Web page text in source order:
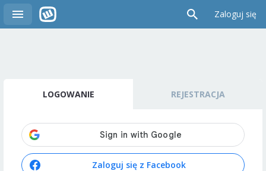
Zaloguj się
LOGOWANIE REJESTRACJA
Zaloguj się z Facebook